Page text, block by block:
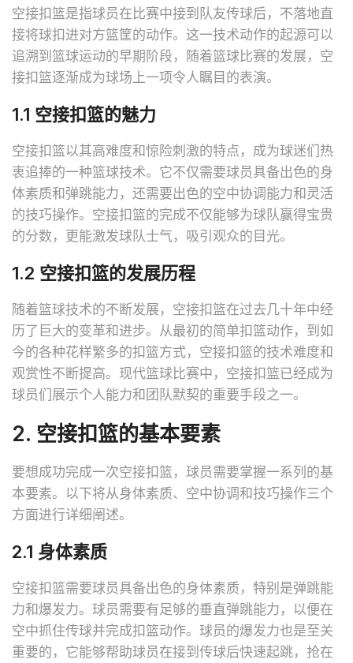
空接扣篮是指球员在比赛中接到队友传球后，不落地直
接将球扣进对方篮筐的动作。这一技术动作的起源可以
追溯到篮球运动的早期阶段，随着篮球比赛的发展，空
接扣篮逐渐成为球场上一项令人瞩目的表演。
1.1 空接扣篮的魅力
空接扣篮以其高难度和惊险刺激的特点，成为球迷们热
衷追捧的一种篮球技术。它不仅需要球员具备出色的身
体素质和弹跳能力，还需要出色的空中协调能力和灵活
的技巧操作。空接扣篮的完成不仅能够为球队赢得宝贵
的分数，更能激发球队士气，吸引观众的目光。
1.2 空接扣篮的发展历程
随着篮球技术的不断发展，空接扣篮在过去几十年中经
历了巨大的变革和进步。从最初的简单扣篮动作，到如
今的各种花样繁多的扣篮方式，空接扣篮的技术难度和
观赏性不断提高。现代篮球比赛中，空接扣篮已经成为
球员们展示个人能力和团队默契的重要手段之一。
2. 空接扣篮的基本要素
要想成功完成一次空接扣篮，球员需要掌握一系列的基
本要素。以下将从身体素质、空中协调和技巧操作三个
方面进行详细阐述。
2.1 身体素质
空接扣篮需要球员具备出色的身体素质，特别是弹跳能
力和爆发力。球员需要有足够的垂直弹跳能力，以便在
空中抓住传球并完成扣篮动作。球员的爆发力也是至关
重要的，它能够帮助球员在接到传球后快速起跳，抢在